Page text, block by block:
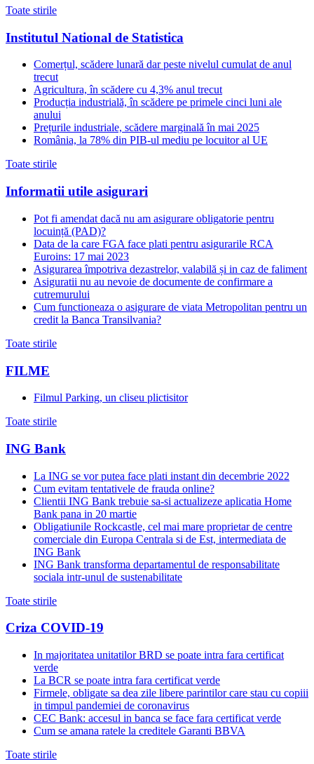
Toate stirile
Institutul National de Statistica
Comerțul, scădere lunară dar peste nivelul cumulat de anul
trecut
Agricultura, în scădere cu 4,3% anul trecut
Producția industrială, în scădere pe primele cinci luni ale
anului
Prețurile industriale, scădere marginală în mai 2025
România, la 78% din PIB-ul mediu pe locuitor al UE
Toate stirile
Informatii utile asigurari
Pot fi amendat dacă nu am asigurare obligatorie pentru
locuință (PAD)?
Data de la care FGA face plati pentru asigurarile RCA
Euroins: 17 mai 2023
Asigurarea împotriva dezastrelor, valabilă și in caz de faliment
Asiguratii nu au nevoie de documente de confirmare a
cutremurului
Cum functioneaza o asigurare de viata Metropolitan pentru un
credit la Banca Transilvania?
Toate stirile
FILME
Filmul Parking, un cliseu plictisitor
Toate stirile
ING Bank
La ING se vor putea face plati instant din decembrie 2022
Cum evitam tentativele de frauda online?
Clientii ING Bank trebuie sa-si actualizeze aplicatia Home
Bank pana in 20 martie
Obligatiunile Rockcastle, cel mai mare proprietar de centre
comerciale din Europa Centrala si de Est, intermediata de
ING Bank
ING Bank transforma departamentul de responsabilitate
sociala intr-unul de sustenabilitate
Toate stirile
Criza COVID-19
In majoritatea unitatilor BRD se poate intra fara certificat
verde
La BCR se poate intra fara certificat verde
Firmele, obligate sa dea zile libere parintilor care stau cu copiii
in timpul pandemiei de coronavirus
CEC Bank: accesul in banca se face fara certificat verde
Cum se amana ratele la creditele Garanti BBVA
Toate stirile